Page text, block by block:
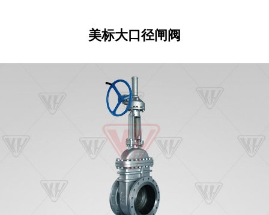
美标大口径闸阀